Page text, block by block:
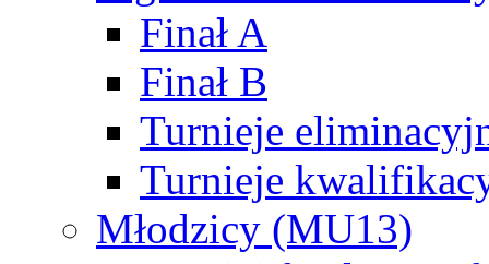
Finał A
Finał B
Turnieje
Turnieje
Młodzicy (MU13)